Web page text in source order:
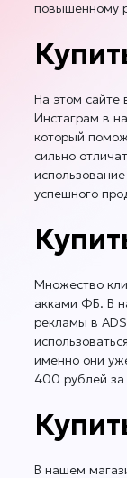
повышенному
На этом сайте
Инстаграм в
который
сильно
успешного
Множество
акками ФБ. В
рекламы в
именно они
400 рублей
В нашем